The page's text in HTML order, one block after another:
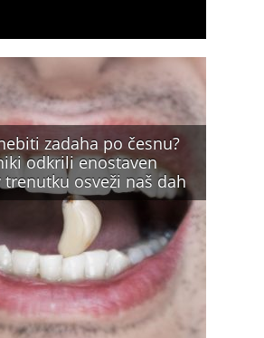
zadaha po česnu?
odkrili enostaven
trenutku osveži naš dah